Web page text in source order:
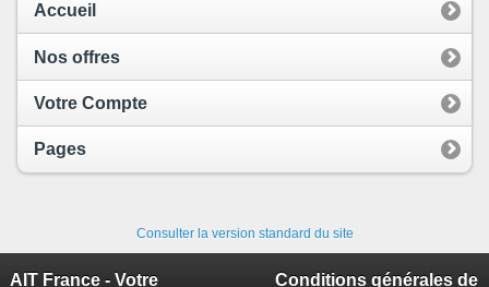
Accueil
Nos offres
Votre Compte
Pages
Consulter la version standard du site
AIT France - Votre Conditions générales de